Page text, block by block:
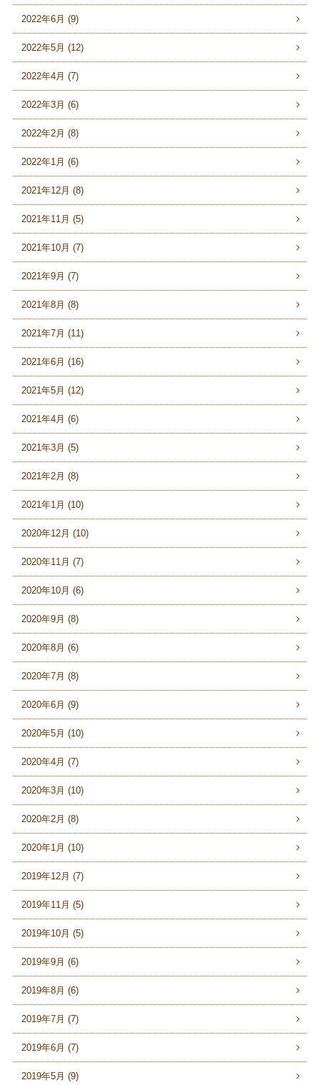
2022年6月 (9)
2022年5月 (12)
2022年4月 (7)
2022年3月 (6)
2022年2月 (8)
2022年1月 (6)
2021年12月 (8)
2021年11月 (5)
2021年10月 (7)
2021年9月 (7)
2021年8月 (8)
2021年7月 (11)
2021年6月 (16)
2021年5月 (12)
2021年4月 (6)
2021年3月 (5)
2021年2月 (8)
2021年1月 (10)
2020年12月 (10)
2020年11月 (7)
2020年10月 (6)
2020年9月 (8)
2020年8月 (6)
2020年7月 (8)
2020年6月 (9)
2020年5月 (10)
2020年4月 (7)
2020年3月 (10)
2020年2月 (8)
2020年1月 (10)
2019年12月 (7)
2019年11月 (5)
2019年10月 (5)
2019年9月 (6)
2019年8月 (6)
2019年7月 (7)
2019年6月 (7)
2019年5月 (9)